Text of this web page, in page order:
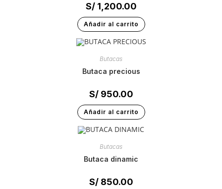
S/1,200.00
Añadir al carrito
Butacas
butaca precious
S/950.00
Añadir al carrito
Butacas
butaca dinamic
S/850.00